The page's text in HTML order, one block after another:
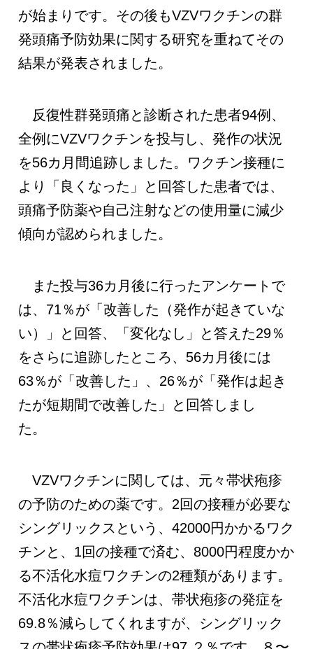
が始まりです。その後もVZVワクチンの群
発頭痛予防効果に関する研究を重ねてその
結果が発表されました。
反復性群発頭痛と診断された患者94例、
全例にVZVワクチンを投与し、発作の状況
を56カ月間追跡しました。ワクチン接種に
より「良くなった」と回答した患者では、
頭痛予防薬や自己注射などの使用量に減少
傾向が認められました。
また投与36カ月後に行ったアンケートで
は、71％が「改善した（発作が起きていな
い）」と回答、「変化なし」と答えた29％
をさらに追跡したところ、56カ月後には
63％が「改善した」、26％が「発作は起き
たが短期間で改善した」と回答しまし
た。
VZVワクチンに関しては、元々帯状疱疹
の予防のための薬です。2回の接種が必要な
シングリックスという、42000円かかるワク
チンと、1回の接種で済む、8000円程度かか
る不活化水痘ワクチンの2種類があります。
不活化水痘ワクチンは、帯状疱疹の発症を
69.8％減らしてくれますが、シングリック